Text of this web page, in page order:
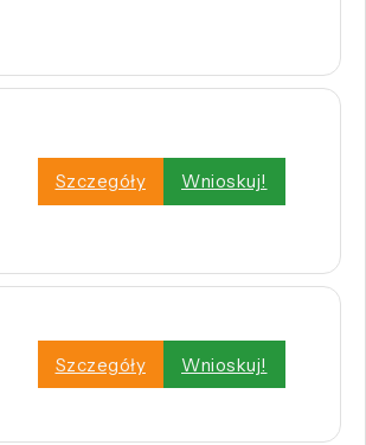
Szczegóły Wnioskuj!
Szczegóły Wnioskuj!